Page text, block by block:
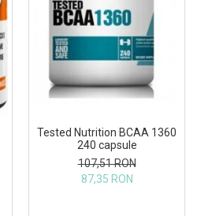
Tested Nutrition BCAA 1360
240 capsule
107,51 RON
87,35 RON